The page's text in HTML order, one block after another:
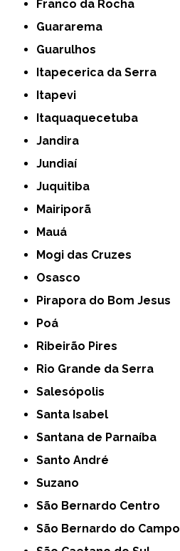
Franco da Rocha
Guararema
Guarulhos
Itapecerica da Serra
Itapevi
Itaquaquecetuba
Jandira
Jundiaí
Juquitiba
Mairiporã
Mauá
Mogi das Cruzes
Osasco
Pirapora do Bom Jesus
Poá
Ribeirão Pires
Rio Grande da Serra
Salesópolis
Santa Isabel
Santana de Parnaíba
Santo André
Suzano
São Bernardo Centro
São Bernardo do Campo